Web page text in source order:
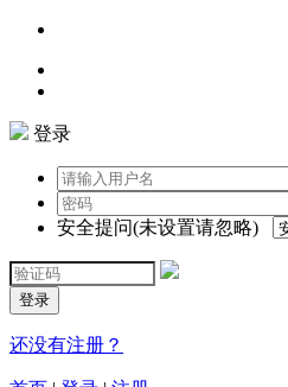
登录
安全提问(未设置请忽略)
登录
还没有注册？